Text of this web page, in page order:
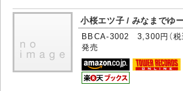
小桜エツ子 / みなまでゆ
BBCA-3002 3,300円（税
発売